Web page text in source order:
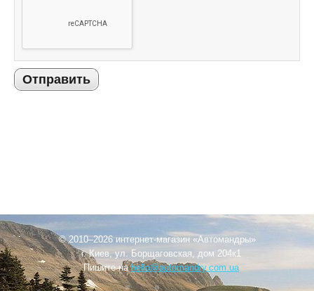
Отправить
© 2010–2026 интернет-магазин «Автомандры»
г. Киев, ул. Борщаговская, дом 204к1
Пишите наhello@automandry.com.ua